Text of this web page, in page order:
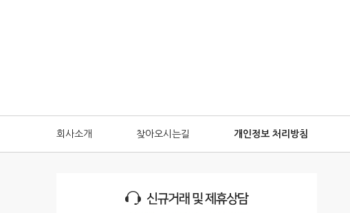
회사소개 찾아오시는길 개인정보 처리방침